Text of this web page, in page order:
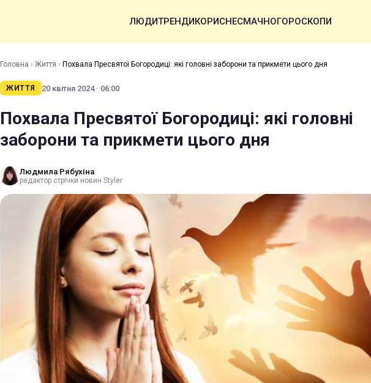
ЛЮДИТРЕНДИКОРИСНЕСМАЧНОГОРОСКОПИ
Головна › Життя › Похвала Пресвятої Богородиці: які головні заборони та прикмети цього дня
ЖИТТЯ 20 квітня 2024 · 06:00
Похвала Пресвятої Богородиці: які головні
заборони та прикмети цього дня
Людмила Рябухіна
редактор стрічки новин Styler